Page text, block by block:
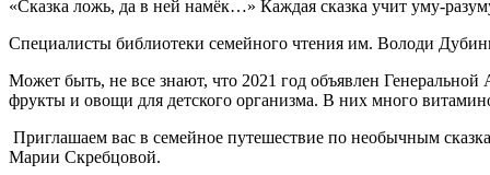
«Сказка ложь, да в ней намёк…» Каждая сказка учит уму-
Специалисты библиотеки семейного чтения им. Володи
Может быть, не все знают, что 2021 год объявлен
фрукты и овощи для детского организма. В них много
Приглашаем вас в семейное путешествие по необычным
Марии Скребцовой.